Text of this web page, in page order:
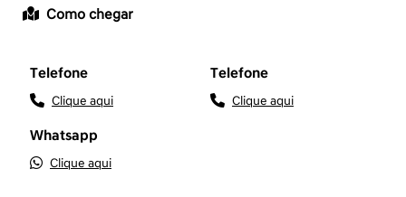
Como chegar
Telefone
Clique aqui
Telefone
Clique aqui
Whatsapp
Clique aqui